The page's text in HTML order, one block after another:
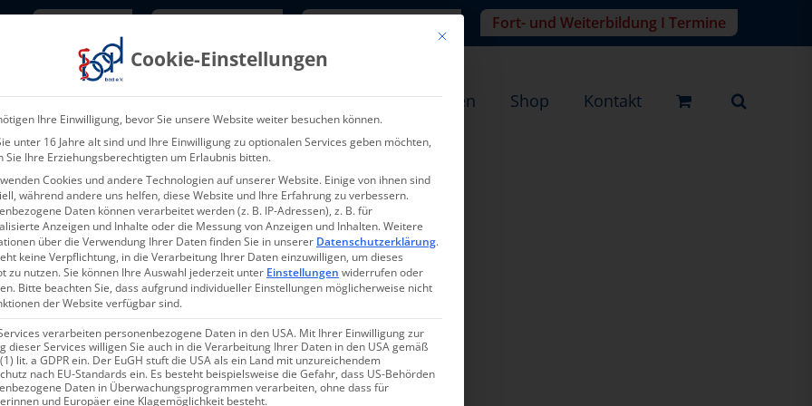
Fort- und Weiterbildung I Termine
Über uns Aktuelles & Presse Leistungen Shop Kontakt
2026 – 22.05.2026
Mit diesem Button wird der Dialog geschlossen. Seine Funktionalität ist
Cookie-Einstellungen
Ihre Einwilligung, bevor Sie unsere Website weiter besuchen können.
unter 16 Jahre alt sind und Ihre Einwilligung zu optionalen Services geben möchten,
Sie Ihre Erziehungsberechtigten um Erlaubnis bitten.
Cookies und andere Technologien auf unserer Website. Einige von ihnen sind
während andere uns helfen, diese Website und Ihre Erfahrung zu verbessern.
Daten können verarbeitet werden (z. B. IP-Adressen), z. B. für
Anzeigen und Inhalte oder die Messung von Anzeigen und Inhalten.Weitere
über die Verwendung Ihrer Daten finden Sie in unserer Datenschutzerklärung.
keine Verpflichtung, in die Verarbeitung Ihrer Daten einzuwilligen, um dieses
zu nutzen.Sie können Ihre Auswahl jederzeit unter Einstellungen widerrufen oder
Bitte beachten Sie, dass aufgrund individueller Einstellungen möglicherweise nicht
der Website verfügbar sind.
verarbeiten personenbezogene Daten in den USA. Mit Ihrer Einwilligung zur
dieser Services willigen Sie auch in die Verarbeitung Ihrer Daten in den USA gemäß
lit. a GDPR ein. Der EuGH stuft die USA als ein Land mit unzureichendem
nach EU-Standards ein. Es besteht beispielsweise die Gefahr, dass US-Behörden
Daten in Überwachungsprogrammen verarbeiten, ohne dass für
und Europäer eine Klagemöglichkeit besteht.